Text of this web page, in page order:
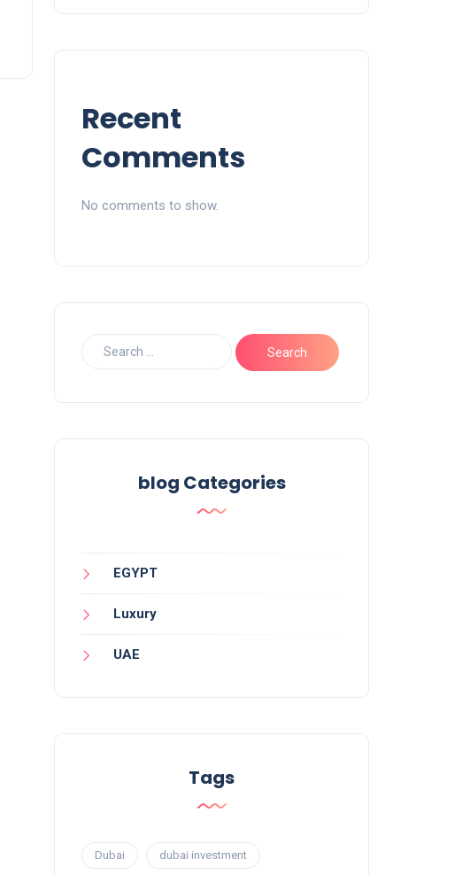
Recent
Comments
No comments to show.
blog Categories
EGYPT
Luxury
UAE
Tags
Dubai dubai investment